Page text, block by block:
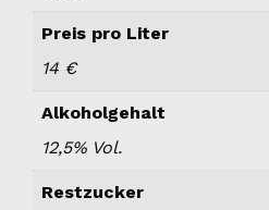
Preis pro Liter
14 €
Alkoholgehalt
12,5% Vol.
Restzucker